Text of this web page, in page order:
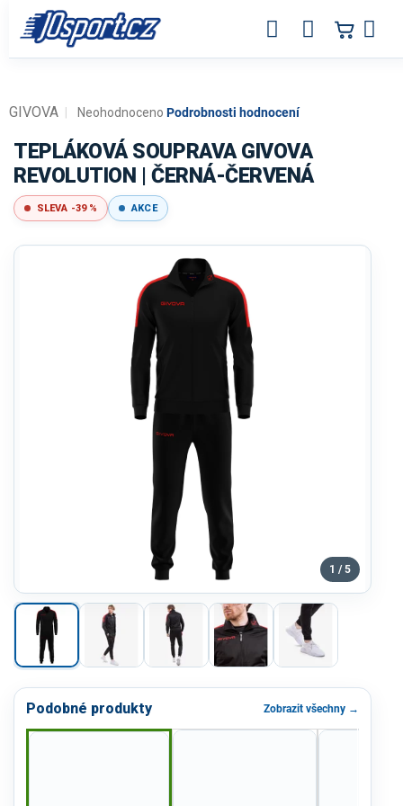
obsah
Průměrné
produktu
je
0,0
z
5
Neohodnoceno Podrobnosti hodnocení
GIVOVA
TEPLÁKOVÁ SOUPRAVA GIVOVA
REVOLUTION | ČERNÁ-ČERVENÁ
SLEVA -39 % AKCE
1 / 5
Podobné produkty Zobrazit všechny →